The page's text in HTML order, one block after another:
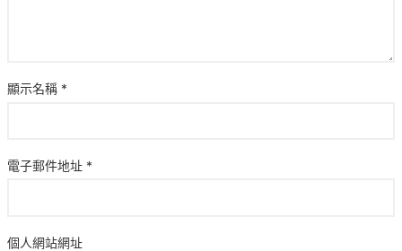
顯示名稱 *
電子郵件地址 *
個人網站網址